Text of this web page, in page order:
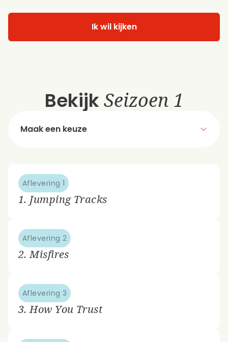
Ik wil kijken
Bekijk Seizoen 1
Maak een keuze
Aflevering 1
1. Jumping Tracks
Aflevering 2
2. Misfires
Aflevering 3
3. How You Trust